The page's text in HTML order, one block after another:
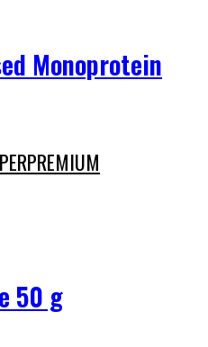
Monoprotein
50 g